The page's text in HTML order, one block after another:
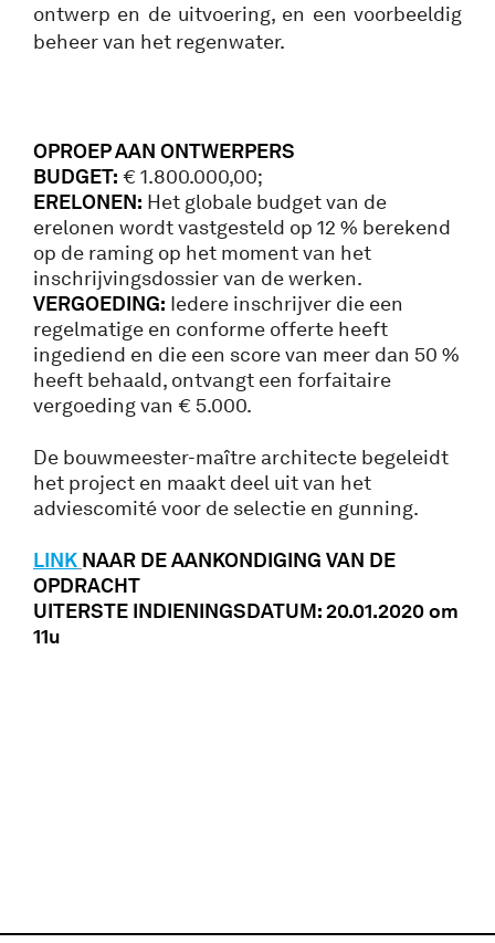
ontwerp en de uitvoering, en een voorbeeldig
beheer van het regenwater.
OPROEP AAN ONTWERPERS
BUDGET: € 1.800.000,00;
ERELONEN: Het globale budget van de
erelonen wordt vastgesteld op 12 % berekend
op de raming op het moment van het
inschrijvingsdossier van de werken.
VERGOEDING: Iedere inschrijver die een
regelmatige en conforme offerte heeft
ingediend en die een score van meer dan 50 %
heeft behaald, ontvangt een forfaitaire
vergoeding van € 5.000.
De bouwmeester-maître architecte begeleidt
het project en maakt deel uit van het
adviescomité voor de selectie en gunning.
LINK NAAR DE AANKONDIGING VAN DE
OPDRACHT
UITERSTE INDIENINGSDATUM: 20.01.2020 om
11u